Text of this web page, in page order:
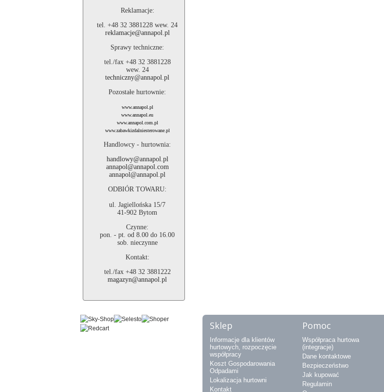
Reklamacje:
tel. +48 32 3881228 wew. 24
reklamacje@annapol.pl
Sprawy techniczne:
tel./fax +48 32 3881228
wew. 24
techniczny@annapol.pl
Pozostałe hurtownie:
www.annapol.pl
www.annapol.eu
www.annapol.com.pl
www.zabawkizdalniesterowane.pl
Handlowcy - hurtownia:
handlowy@annapol.pl
annapol@annapol.com
annapol@annapol.pl
ODBIÓR TOWARU:
ul. Jagiellońska 15/7
41-902 Bytom
Czynne:
pon. - pt. od 8.00 do 16.00
sob. nieczynne
Kontakt:
tel./fax +48 32 3881222
magazyn@annapol.pl
Sklep
Informacje dla klientów
hurtowych, rozpoczęcie
współpracy
Koszt Gospodarowania
Odpadami
Lokalizacja hurtowni
Kontakt
Pomoc
Współpraca hurtowa
(integracje)
Dane kontaktowe
Bezpieczeństwo
Jak kupować
Regulamin